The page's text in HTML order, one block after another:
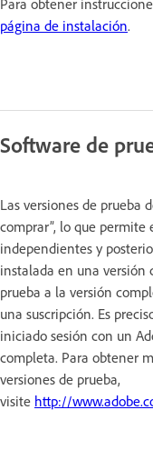
Para obtener
página de instalación.
Software de
Las versiones de prueba
comprar”, lo que permite
independientes y
instalada en una versión
prueba a la versión
una suscripción. Es
iniciado sesión con un
completa. Para obtener
versiones de prueba,
visite http://